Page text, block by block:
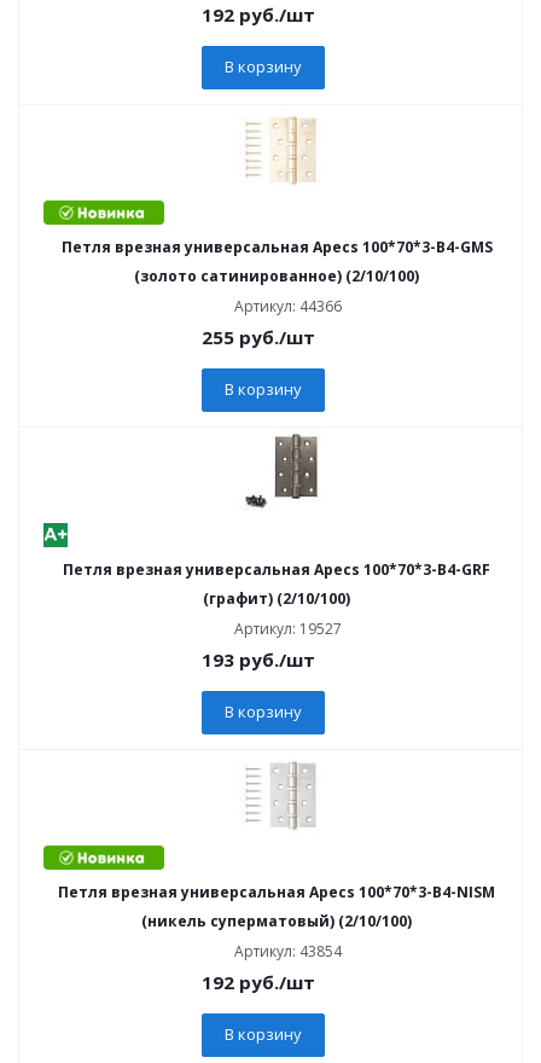
192 руб./шт
В корзину
Петля врезная универсальная Apecs 100*70*3-B4-GMS
(золото сатинированное) (2/10/100)
Артикул: 44366
255 руб./шт
В корзину
Петля врезная универсальная Apecs 100*70*3-B4-GRF
(графит) (2/10/100)
Артикул: 19527
193 руб./шт
В корзину
Петля врезная универсальная Apecs 100*70*3-B4-NISM
(никель суперматовый) (2/10/100)
Артикул: 43854
192 руб./шт
В корзину